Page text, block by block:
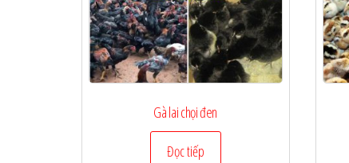
Gà lai chọi đen
Đọc tiếp